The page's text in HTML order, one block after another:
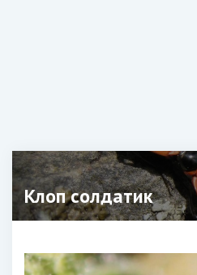
Клоп солдатик